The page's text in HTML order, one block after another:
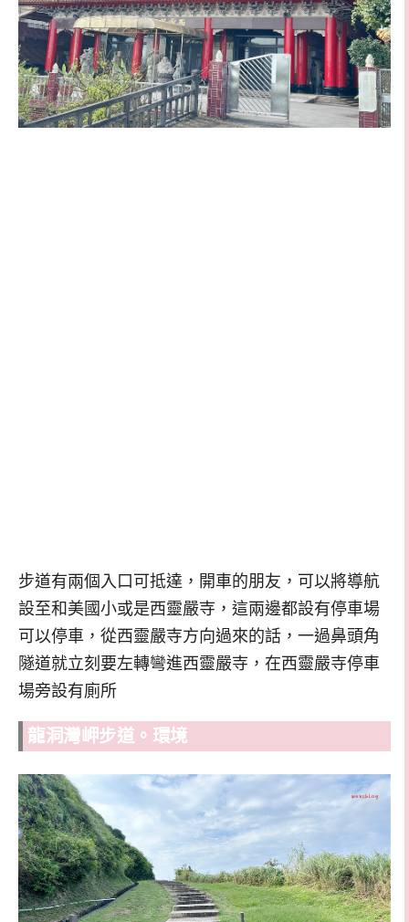
步道有兩個入口可抵達，開車的朋友，可以將導航
設至和美國小或是西靈嚴寺，這兩邊都設有停車場
可以停車，從西靈嚴寺方向過來的話，一過鼻頭角
隧道就立刻要左轉彎進西靈嚴寺，在西靈嚴寺停車
場旁設有廁所
龍洞灣岬步道。環境